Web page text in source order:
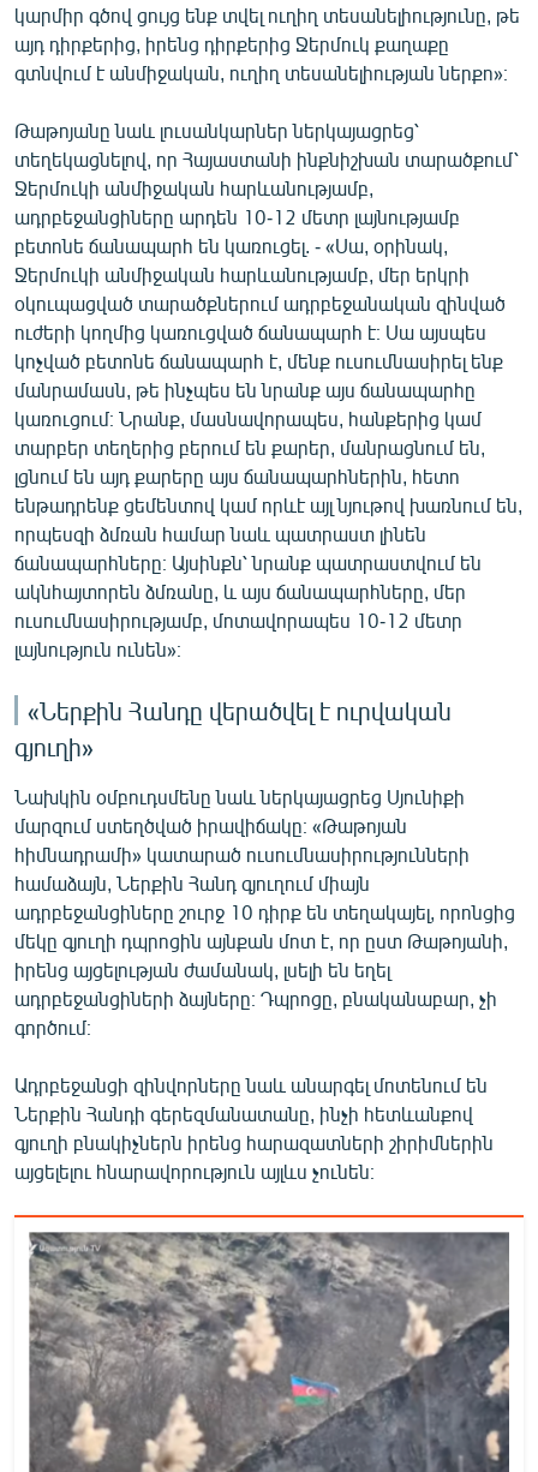
կարմիր գծով ցույց ենք տվել ուղիղ տեսանելիությունը, թե
այդ դիրքերից, իրենց դիրքերից Ջերմուկ քաղաքը
գտնվում է անմիջական, ուղիղ տեսանելիության ներքո»։
Թաթոյանը նաև լուսանկարներ ներկայացրեց՝
տեղեկացնելով, որ Հայաստանի ինքնիշխան տարածքում՝
Ջերմուկի անմիջական հարևանությամբ,
ադրբեջանցիները արդեն 10-12 մետր լայնությամբ
բետոնե ճանապարհ են կառուցել. - «Սա, օրինակ,
Ջերմուկի անմիջական հարևանությամբ, մեր երկրի
օկուպացված տարածքներում ադրբեջանական զինված
ուժերի կողմից կառուցված ճանապարհ է։ Սա այսպես
կոչված բետոնե ճանապարհ է, մենք ուսումնասիրել ենք
մանրամասն, թե ինչպես են նրանք այս ճանապարհը
կառուցում։ Նրանք, մասնավորապես, հանքերից կամ
տարբեր տեղերից բերում են քարեր, մանրացնում են,
լցնում են այդ քարերը այս ճանապարհներին, հետո
ենթադրենք ցեմենտով կամ որևէ այլ նյութով խառնում են,
որպեսզի ձմռան համար նաև պատրաստ լինեն
ճանապարհները։ Այսինքն՝ նրանք պատրաստվում են
ակնհայտորեն ձմռանը, և այս ճանապարհները, մեր
ուսումնասիրությամբ, մոտավորապես 10-12 մետր
լայնություն ունեն»։
«Ներքին Հանդը վերածվել է ուրվական
գյուղի»
Նախկին օմբուդսմենը նաև ներկայացրեց Սյունիքի
մարզում ստեղծված իրավիճակը։ «Թաթոյան
հիմնադրամի» կատարած ուսումնասիրությունների
համաձայն, Ներքին Հանդ գյուղում միայն
ադրբեջանցիները շուրջ 10 դիրք են տեղակայել, որոնցից
մեկը գյուղի դպրոցին այնքան մոտ է, որ ըստ Թաթոյանի,
իրենց այցելության ժամանակ, լսելի են եղել
ադրբեջանցիների ձայները։ Դպրոցը, բնականաբար, չի
գործում։
Ադրբեջանցի զինվորները նաև անարգել մոտենում են
Ներքին Հանդի գերեզմանատանը, ինչի հետևանքով
գյուղի բնակիչներն իրենց հարազատների շիրիմներին
այցելելու հնարավորություն այլևս չունեն։